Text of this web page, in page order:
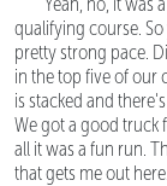
qualifying course.
pretty strong pace.
in the top five of our
is stacked and
We got a good truck
all it was a fun run.
that gets me out here.